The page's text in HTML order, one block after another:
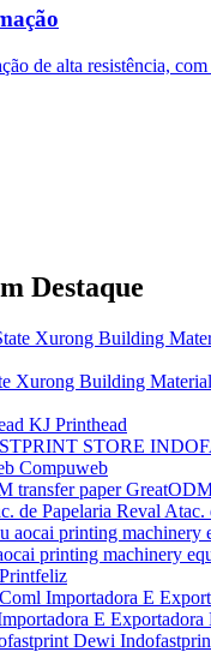
de alta resistência,
Destaque
Xurong Building
KJ Printhead
Compuweb
Reval Atac.
printing machinery
Printfeliz
E Exportadora
Dewi